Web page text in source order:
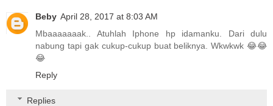
Beby April 28, 2017 at 8:03 AM
Mbaaaaaaak.. Atuhlah Iphone hp idamanku. Dari dulu
nabung tapi gak cukup-cukup buat beliknya. Wkwkwk 😂😂
😂
Reply
Replies